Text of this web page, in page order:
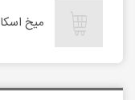
میخ اسکا 19 بسته ای